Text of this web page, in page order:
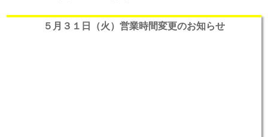
５月３１日（火）営業時間変更のお知らせ